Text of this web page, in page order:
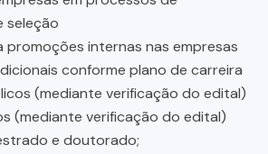
seleção
promoções internas nas empresas
conforme plano de carreira
(mediante verificação do edital)
(mediante verificação do edital)
e doutorado;